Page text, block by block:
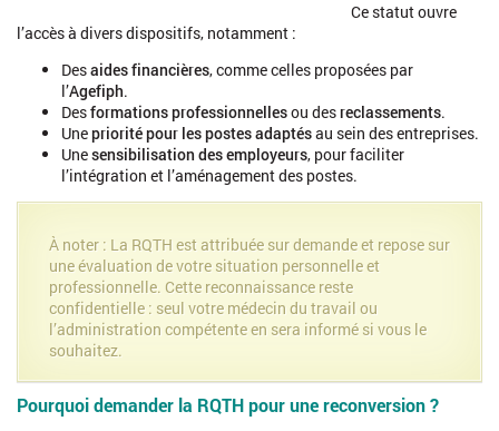
Ce statut ouvre
l’accès à divers dispositifs, notamment :
Desaides financières, comme celles proposées par
l’Agefiph.
Desformations professionnellesou desreclassements.
Unepriorité pour les postes adaptésau sein des entreprises.
Unesensibilisation des employeurs, pour faciliter
l’intégration et l’aménagement des postes.
À noter : La RQTH est attribuée sur demande et repose sur
une évaluation de votre situation personnelle et
professionnelle. Cette reconnaissance reste
confidentielle : seul votre médecin du travail ou
l’administration compétente en sera informé si vous le
souhaitez.
Pourquoi demander la RQTH pour une reconversion ?